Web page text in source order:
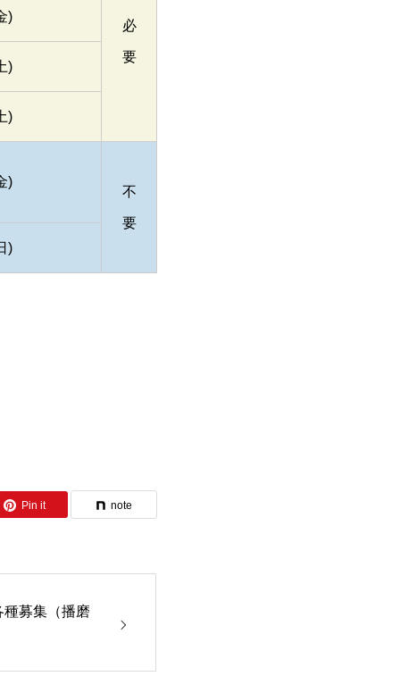
必
要
)
)
)
)
不
要
)
Pin it note
募集（播磨